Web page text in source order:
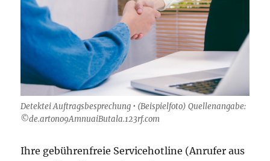
Detektei Auftragsbesprechung • (Beispielfoto) Quellenangabe:
©de.artono9AmnuaiButala.123rf.com
Ihre gebührenfreie Servicehotline (Anrufer aus